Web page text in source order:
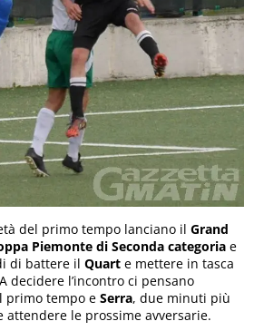
del primo tempo lanciano ilGrand
Piemonte di Seconda categoria e
di battere ilQuart e mettere in tasca
decidere l’incontro ci pensano
primo tempo eSerra, due minuti più
attendere le prossime avversarie.